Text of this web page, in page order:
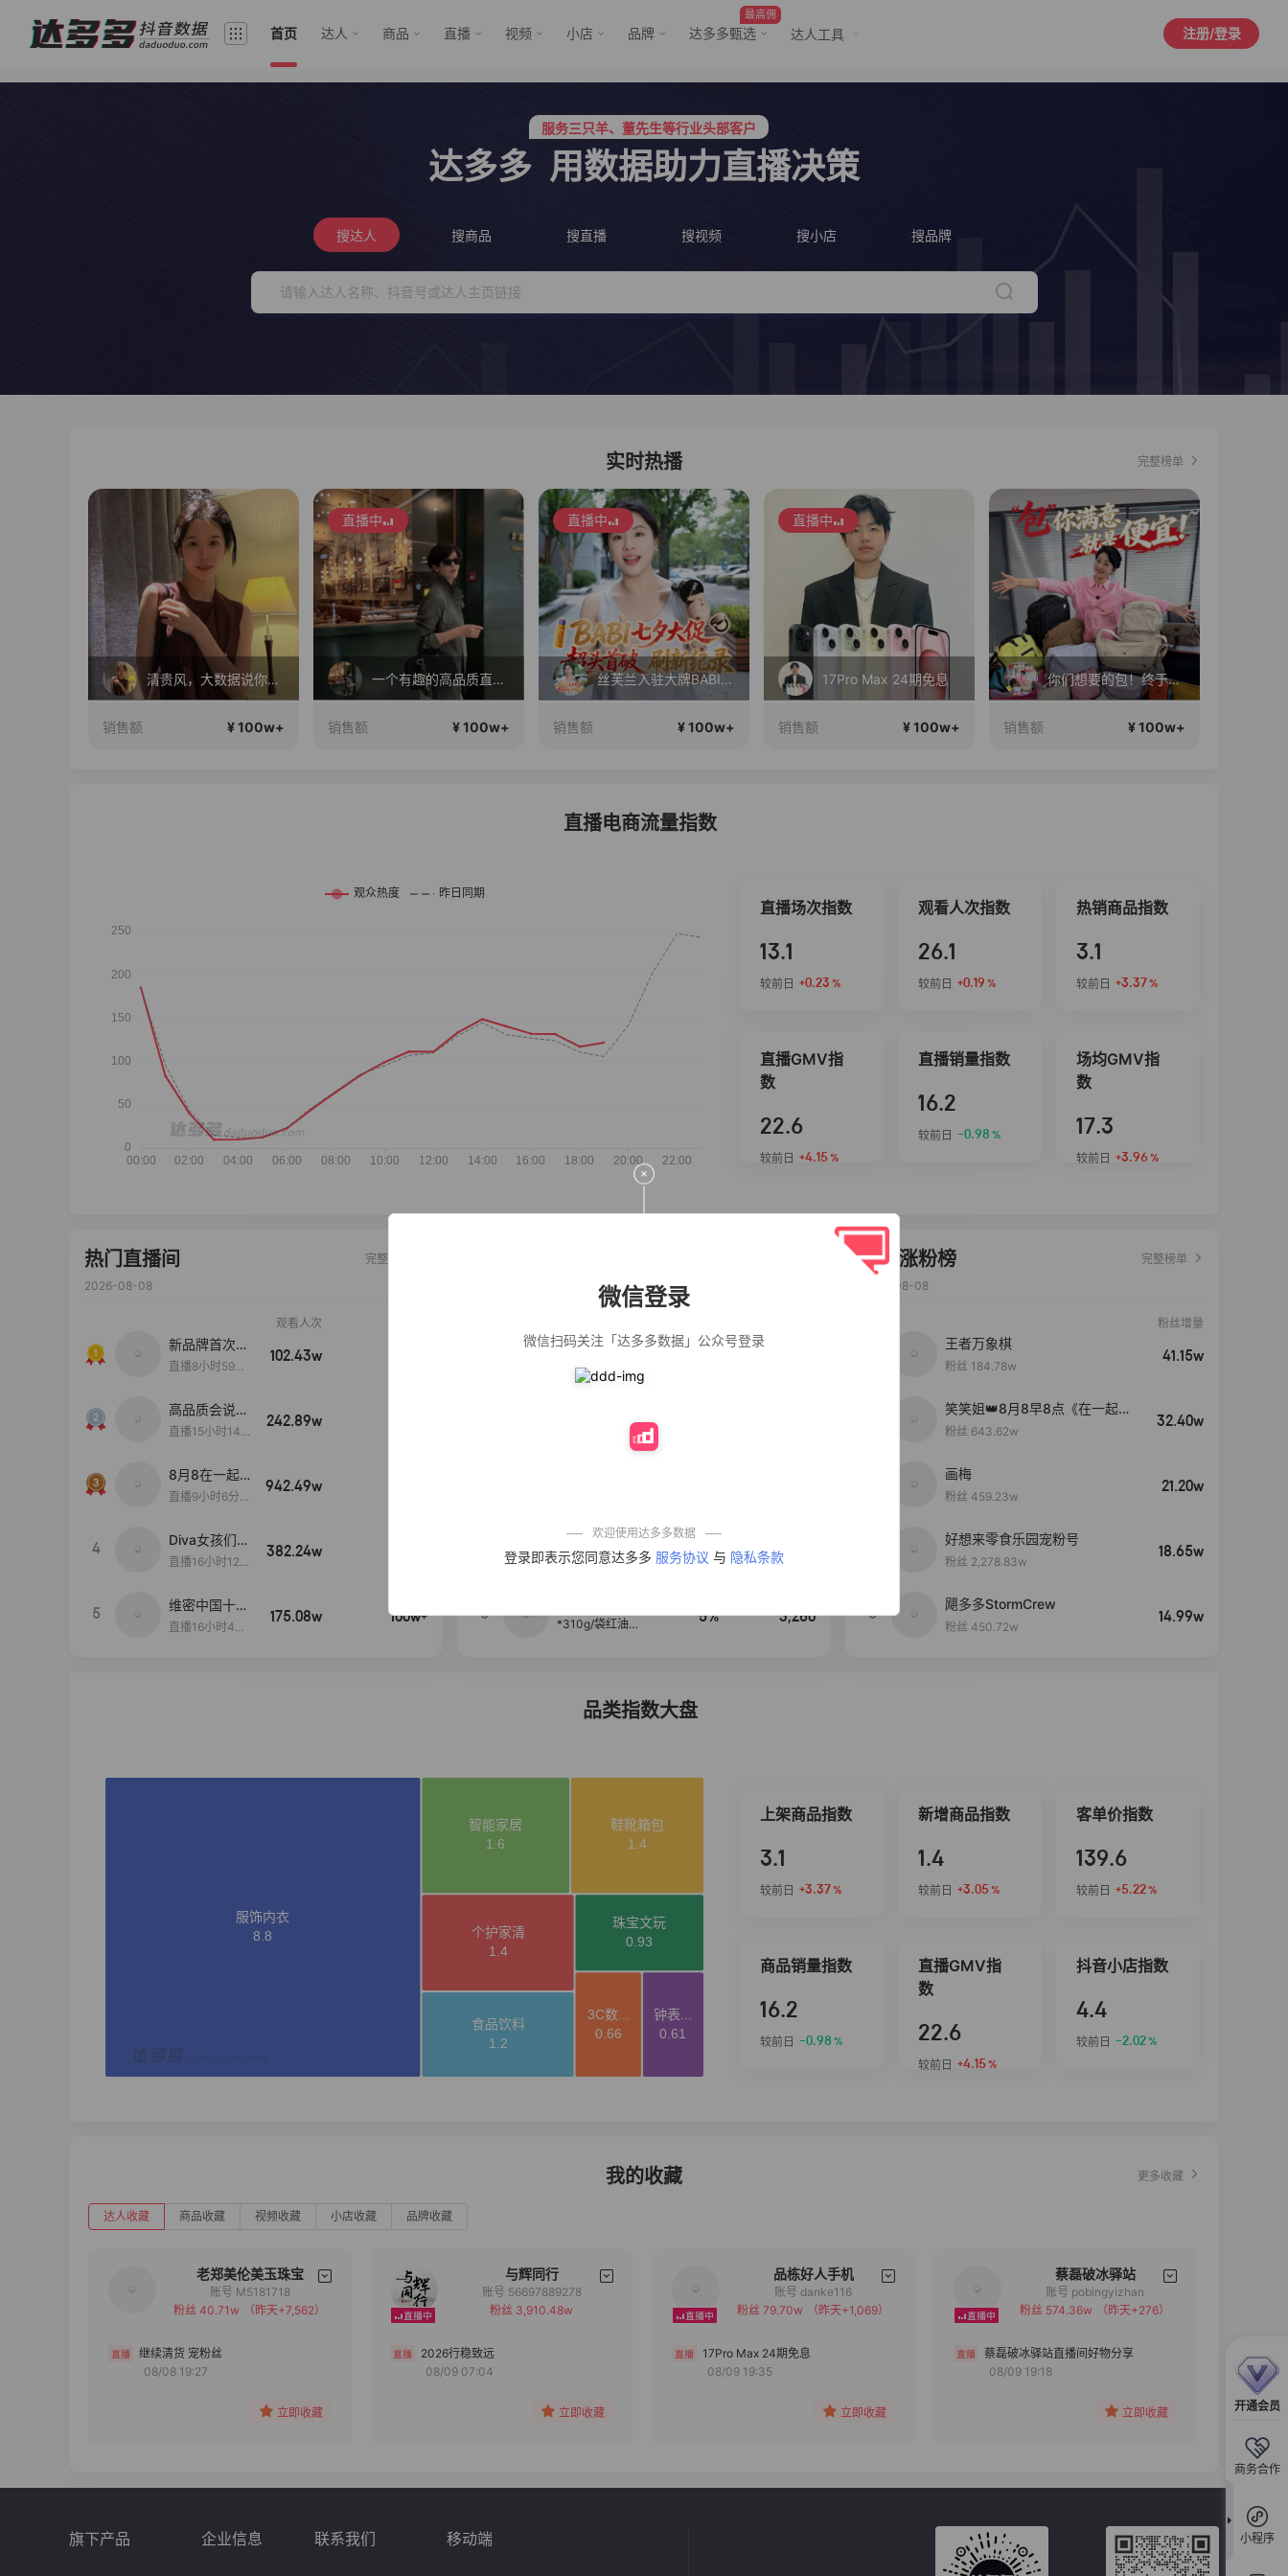
首页 达人 商品 直播 视频 小店 品牌
最高佣
达多多甄选 达人工具 注册/登录
开通会员
商务合作
小程序
微信登录
微信扫码关注「达多多数据」公众号登录
欢迎使用达多多数据
登录即表示您同意达多多 服务协议 与 隐私条款
服务三只羊、董先生等行业头部客户
行业价格屠夫，年卡会员低至798/年
服务三只羊、董先生等行业头部客户
达多多 用数据助力直播决策
搜达人 搜商品 搜直播 搜视频 搜小店 搜品牌
实时热播 完整榜单
清贵风，大数据说你很有审美
销售额 ¥ 100w+
直播中
一个有趣的高品质直播间~
销售额 ¥ 100w+
直播中
丝芙兰入驻大牌BABI！竟然打到这个价？？
销售额 ¥ 100w+
直播中
17Pro Max 24期免息
销售额 ¥ 100w+
你们想要的包！终于来了！包你满意！
销售额 ¥ 100w+
直播电商流量指数
直播场次指数
13.1
较前日 +0.23 %
观看人次指数
26.1
较前日 +0.19 %
热销商品指数
3.1
较前日 +3.37%
直播GMV指
数
22.6
较前日 +4.15 %
直播销量指数
16.2
较前日 -0.98 %
场均GMV指
数
17.3
较前日 +3.96 %
热门直播间
完整榜单
2026-08-08
观看人次
新品牌首次大
上新
直播8小时59分
102.43w
高品质会说
话….
直播15小时14
242.89w
8月8在一起
生日献礼盛典
直播9小时6分1
942.49w
4
Diva女孩们集
合啦~意大利
直播16小时12
382.24w
5
维密中国十周
年 与你如此
直播16小时48
175.08w 100w+
公仔牌顽渍净洗
污渍除菌除螨3倍
净厨房油烟机去
重油污去油王污
免煮开袋即食劲
【爆款推荐】力
士依兰香沐浴露
12% 3,530
5
*310g/袋红油麻
5% 3,260
达人涨粉榜
完整榜单
2026-08-08
粉丝增量
王者万象棋
粉丝 184.78w
41.15w
笑笑姐👑8月8早8点《在一起》
生日盛典
粉丝 643.62w
32.40w
画梅
粉丝 459.23w
21.20w
好想来零食乐园宠粉号
粉丝 2,278.83w
18.65w
5
飓多多StormCrew
粉丝 450.72w
14.99w
品类指数大盘
上架商品指数
3.1
较前日 +3.37%
新增商品指数
1.4
较前日 +3.05 %
客单价指数
139.6
较前日 +5.22%
商品销量指数
16.2
较前日 -0.98 %
直播GMV指
数
22.6
较前日 +4.15 %
抖音小店指数
4.4
较前日 -2.02%
我的收藏 更多收藏
达人收藏 商品收藏 视频收藏 小店收藏 品牌收藏
老郑美伦美玉珠宝
备注
账号 M5181718
粉丝 40.71w
（昨天+7,562）
继续清货 宠粉丝
08/08 19:27
立即收藏
与辉同行
备注
账号 56697889278
粉丝 3,910.48w
2026行稳致远
08/09 07:04
立即收藏
品栋好人手机
备注
分组
账号 danke116
粉丝 79.70w
（昨天+1,069）
17Pro Max 24期免息
08/09 19:35
立即收藏
蔡磊破冰驿站
备注
分组
账号 pobingyizhan
粉丝 574.36w
（昨天+276）
蔡磊破冰驿站直播间好物分享
08/09 19:18
立即收藏
旗下产品 企业信息 联系我们 移动端